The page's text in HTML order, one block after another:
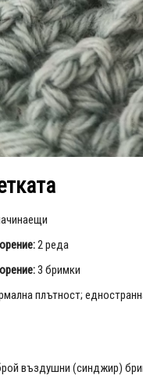
2 реда
3 бримки
плътност;
въздушни (синджир)